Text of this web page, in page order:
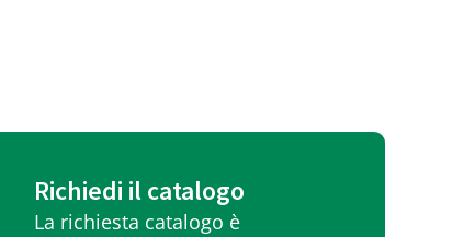
Richiedi il catalogo
La richiesta catalogo è